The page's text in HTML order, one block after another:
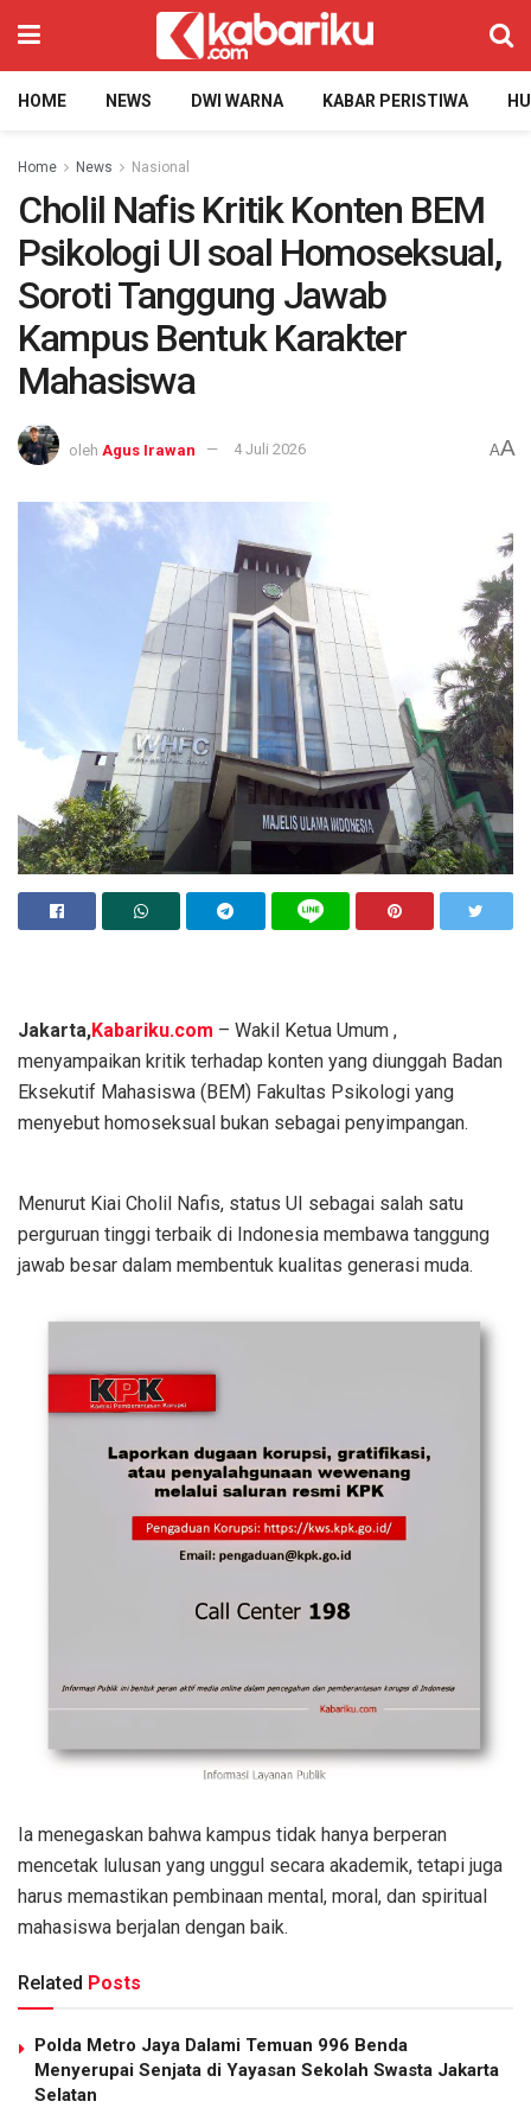
HOME NEWS DWI WARNA KABAR PERISTIWA
Home News Nasional
Cholil Nafis Kritik Konten BEM
Psikologi UI soal Homoseksual,
Soroti Tanggung Jawab
Kampus Bentuk Karakter
Mahasiswa
oleh Agus Irawan 4 Juli 2026 AA
Jakarta,Kabariku.com – Wakil Ketua Umum ,
menyampaikan kritik terhadap konten yang diunggah Badan
Eksekutif Mahasiswa (BEM) Fakultas Psikologi yang
menyebut homoseksual bukan sebagai penyimpangan.
Menurut Kiai Cholil Nafis, status UI sebagai salah satu
perguruan tinggi terbaik di Indonesia membawa tanggung
jawab besar dalam membentuk kualitas generasi muda.
Ia menegaskan bahwa kampus tidak hanya berperan
mencetak lulusan yang unggul secara akademik, tetapi juga
harus memastikan pembinaan mental, moral, dan spiritual
mahasiswa berjalan dengan baik.
Related Posts
Polda Metro Jaya Dalami Temuan 996 Benda
Menyerupai Senjata di Yayasan Sekolah Swasta Jakarta
Selatan